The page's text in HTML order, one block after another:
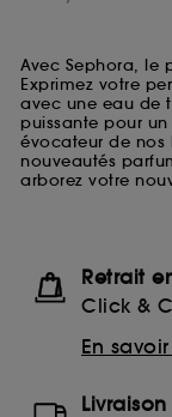
Avec Sephora, le
Exprimez votre
avec une eau de
puissante pour un
évocateur de nos
nouveautés
arborez votre
Retrait
Click &
En